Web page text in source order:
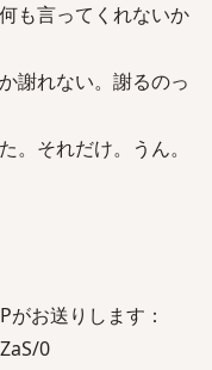
も言ってくれないか
謝れない。謝るのっ
。それだけ。うん。
お送りします：
0